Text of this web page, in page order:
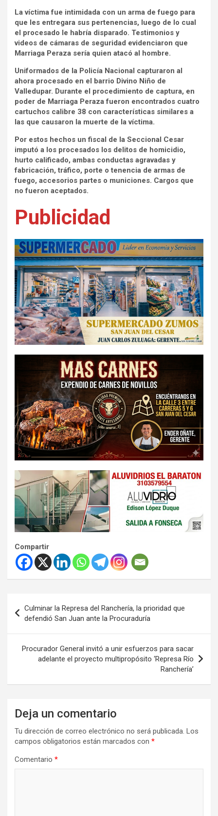
La víctima fue intimidada con un arma de fuego para
que les entregara sus pertenencias, luego de lo cual
el procesado le habría disparado. Testimonios y
videos de cámaras de seguridad evidenciaron que
Marriaga Peraza sería quien atacó al hombre.
Uniformados de la Policía Nacional capturaron al
ahora procesado en el barrio Divino Niño de
Valledupar. Durante el procedimiento de captura, en
poder de Marriaga Peraza fueron encontrados cuatro
cartuchos calibre 38 con características similares a
las que causaron la muerte de la víctima.
Por estos hechos un fiscal de la Seccional Cesar
imputó a los procesados los delitos de homicidio,
hurto calificado, ambas conductas agravadas y
fabricación, tráfico, porte o tenencia de armas de
fuego, accesorios partes o municiones. Cargos que
no fueron aceptados.
Publicidad
Compartir
de
entradas
Culminar la Represa del Ranchería, la prioridad que
defendió San Juan ante la Procuraduría
Procurador General invitó a unir esfuerzos para sacar
adelante el proyecto multipropósito ‘Represa Río
Ranchería’
Deja un comentario
Tu dirección de correo electrónico no será publicada. Los
campos obligatorios están marcados con *
Comentario *